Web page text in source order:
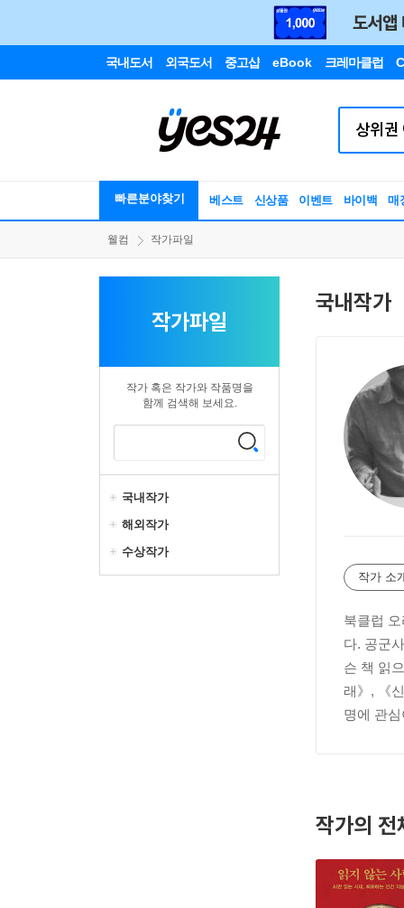
국내도서 외국도서 중고샵 eBook 크레마클럽
빠른분야찾기 베스트 신상품 이벤트 바이백 매
웰컴 작가파일
작가파일
작가 혹은 작가와 작품명을
함께 검색해 보세요.
국내작가
해외작가
수상작가
국내작가
작가 소
북클럽
다. 공군
슨 책 읽
래》, 《
명에 관
작가의 전